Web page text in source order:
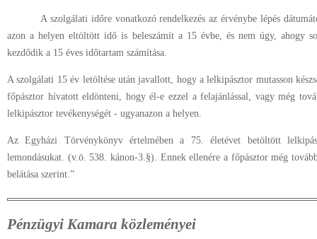
A szolgálati időre vonatkozó rendelkezés az érvénybe lépés
azon a helyen eltöltött idő is beleszámít a 15 évbe, és nem úgy, ahogy
kezdődik a 15 éves időtartam számítása.
A szolgálati 15 év letöltése után javallott, hogy a lelkipásztor mutasson
főpásztor hívatott eldönteni, hogy él-e ezzel a felajánlással, vagy még
lelkipásztor tevékenységét ‑ ugyanazon a helyen.
Az Egyházi Törvénykönyv értelmében a 75. életévet betöltött
lemondásukat. (v.ö. 538. kánon-3.§). Ennek ellenére a főpásztor még
belátása szerint.”
Pénzügyi Kamara közleményei